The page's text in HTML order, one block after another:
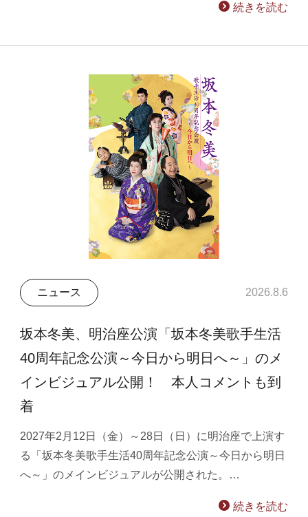
続きを読む
ニュース 2026.8.6
坂本冬美、明治座公演「坂本冬美歌手生活
40周年記念公演～今日から明日へ～」のメ
インビジュアル公開！ 本人コメントも到
着
2027年2月12日（金）～28日（日）に明治座で上演す
る「坂本冬美歌手生活40周年記念公演～今日から明日
へ～」のメインビジュアルが公開された。…
続きを読む